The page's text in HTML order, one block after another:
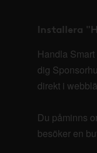
Installera
Handla
dig
direkt i
Du påminns
besöker en